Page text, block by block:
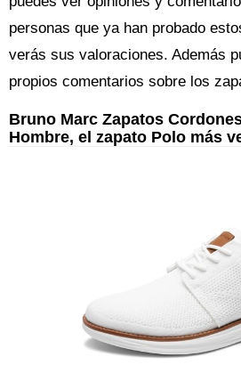
personas que ya han probado
verás sus valoraciones. Además
propios comentarios sobre los
Bruno Marc Zapatos
Hombre, el zapato Polo más